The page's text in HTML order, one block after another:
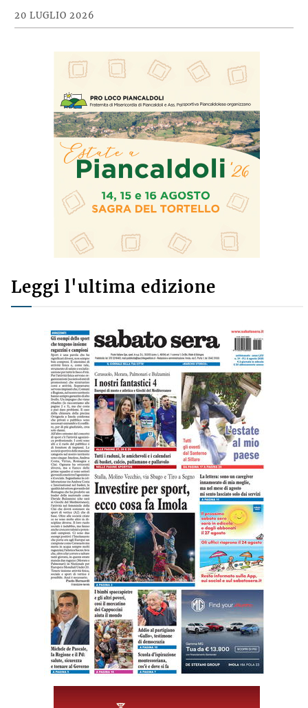
20 LUGLIO 2026
Leggi l'ultima edizione